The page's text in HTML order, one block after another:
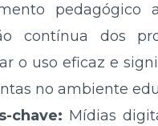
pedagógico
contínua dos
o uso eficaz e
no ambiente
chave: Mídias